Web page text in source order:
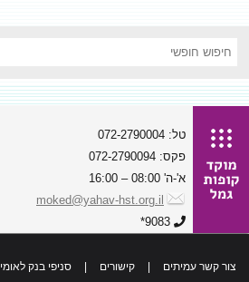
טל: 072-2790004
פקס: 072-2790094
א'-ה' 08:00 – 16:00
moked@yahav-hst.org.il
9083*
צור קשר עמיתים קישורים סניפי בנק לאומי